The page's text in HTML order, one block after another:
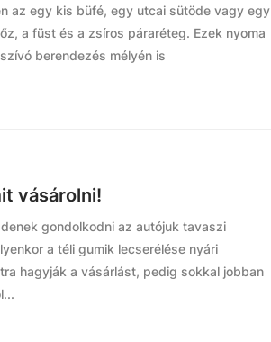
az egy kis büfé, egy utcai sütöde vagy egy
a füst és a zsíros páraréteg. Ezek nyoma
berendezés mélyén is
vásárolni!
gondolkodni az autójuk tavaszi
a téli gumik lecserélése nyári
hagyják a vásárlást, pedig sokkal jobban